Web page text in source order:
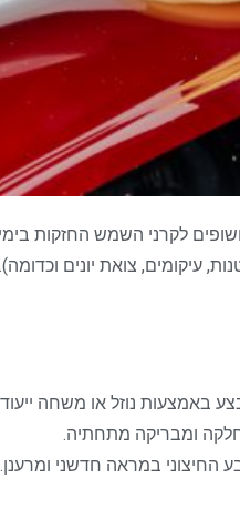
לקרני השמש החזקות
עיקומים, צואת יונים
באמצעות נוזל או משחה
ומבריקה מתחתיה.
החיצוני במראה חדשני